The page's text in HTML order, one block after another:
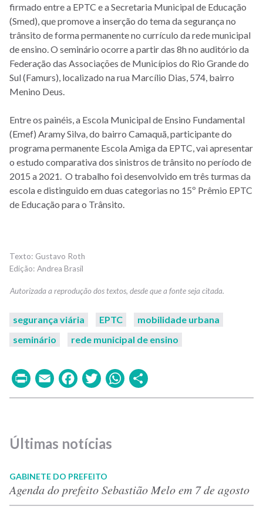
firmado entre a EPTC e a Secretaria Municipal de Educação
(Smed), que promove a inserção do tema da segurança no
trânsito de forma permanente no currículo da rede municipal
de ensino. O seminário ocorre a partir das 8h no auditório da
Federação das Associações de Municípios do Rio Grande do
Sul (Famurs), localizado na rua Marcílio Dias, 574, bairro
Menino Deus.
Entre os painéis, a Escola Municipal de Ensino Fundamental
(Emef) Aramy Silva, do bairro Camaquã, participante do
programa permanente Escola Amiga da EPTC, vai apresentar
o estudo comparativa dos sinistros de trânsito no período de
2015 a 2021. O trabalho foi desenvolvido em três turmas da
escola e distinguido em duas categorias no 15º Prêmio EPTC
de Educação para o Trânsito.
Gustavo Roth
Andrea Brasil
segurança viária EPTC
mobilidade urbana
seminário
rede municipal de ensino
PrintEmailFacebook
TwitterWhatsApp
Últimas notícias
GABINETE DO PREFEITO
Agenda do prefeito Sebastião Melo em 7 de agosto